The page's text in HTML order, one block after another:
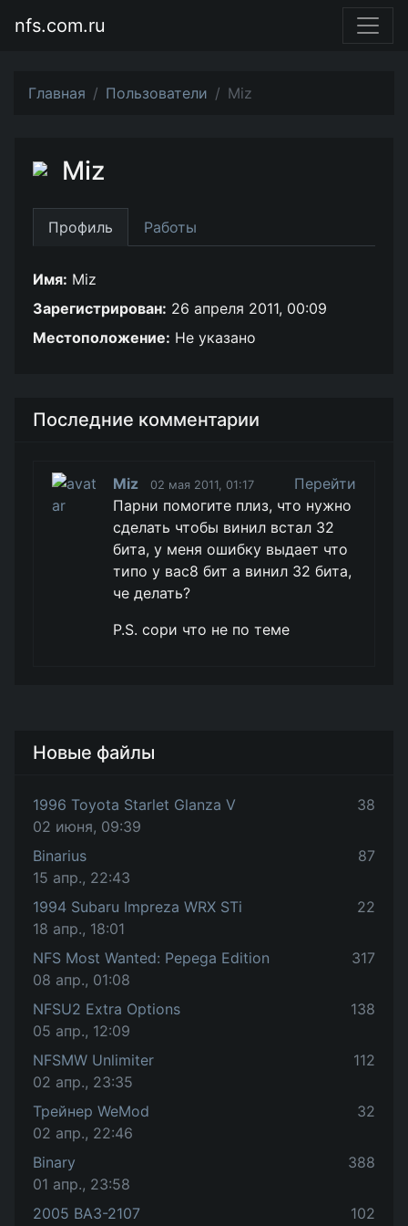
nfs.com.ru
Главная Пользователи Miz
Miz
Профиль Работы
Имя: Miz
Зарегистрирован: 26 апреля 2011, 00:09
Местоположение: Не указано
Последние комментарии
Miz 02 мая 2011, 01:17
Перейти
Парни помогите плиз, что нужно
сделать чтобы винил встал 32
бита, у меня ошибку выдает что
типо у вас8 бит а винил 32 бита,
че делать?
P.S. сори что не по теме
Новые файлы
1996 Toyota Starlet Glanza V
02 июня, 09:39
38
Binarius
15 апр., 22:43
87
1994 Subaru Impreza WRX STi
18 апр., 18:01
22
NFS Most Wanted: Pepega Edition
08 апр., 01:08
317
NFSU2 Extra Options
05 апр., 12:09
138
NFSMW Unlimiter
02 апр., 23:35
112
Трейнер WeMod
02 апр., 22:46
32
Binary
01 апр., 23:58
388
2005 ВАЗ-2107 102